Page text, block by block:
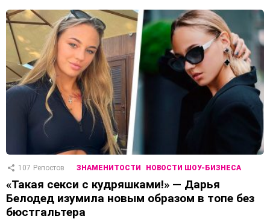
107 Репостов ЗНАМЕНИТОСТИ НОВОСТИ ШОУ-БИЗНЕСА
«Такая секси с кудряшками!» — Дарья
Белодед изумила новым образом в топе без
бюстгальтера